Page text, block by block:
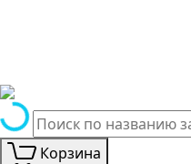
Корзина